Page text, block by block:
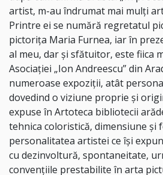
artist, m-au îndrumat mai mulți
Printre ei se numără regretatul
pictorița Maria Furnea, iar în
al meu, dar și sfătuitor, este fiica
Asociației „Ion Andreescu” din
numeroase expoziții, atât
dovedind o viziune proprie și
expuse în Artoteca bibliotecii
tehnica coloristică, dimensiune și
personalitatea artistei ce își
cu dezinvoltură, spontaneitate,
convențiile prestabilite în arta